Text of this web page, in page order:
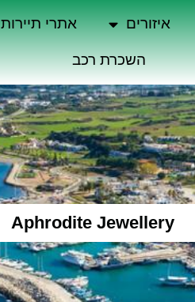
איזורים אתרי תיירות
השכרת רכב
Aphrodite Jewellery